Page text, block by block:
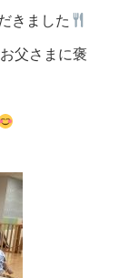
きました
父さまに褒